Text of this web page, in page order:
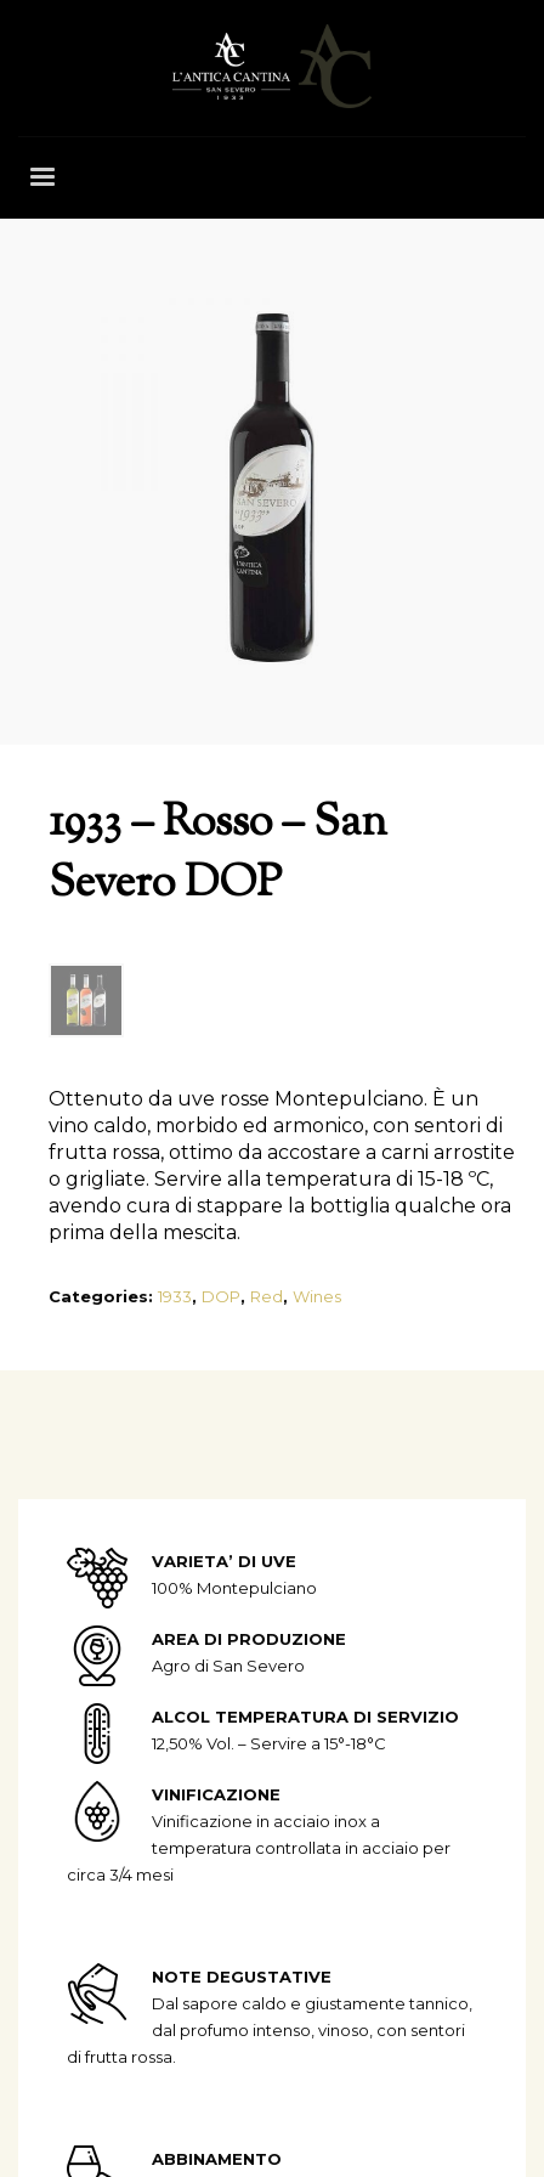
1933 – Rosso – San
Severo DOP
Ottenuto da uve rosse Montepulciano. È un
vino caldo, morbido ed armonico, con sentori di
frutta rossa, ottimo da accostare a carni arrostite
o grigliate. Servire alla temperatura di 15-18 ºC,
avendo cura di stappare la bottiglia qualche ora
prima della mescita.
Categories: 1933, DOP, Red, Wines
VARIETA’ DI UVE
100% Montepulciano
AREA DI PRODUZIONE
Agro di San Severo
ALCOL TEMPERATURA DI SERVIZIO
12,50% Vol. – Servire a 15°-18°C
VINIFICAZIONE
Vinificazione in acciaio inox a
temperatura controllata in acciaio per
circa 3/4 mesi
NOTE DEGUSTATIVE
Dal sapore caldo e giustamente tannico,
dal profumo intenso, vinoso, con sentori
di frutta rossa.
ABBINAMENTO